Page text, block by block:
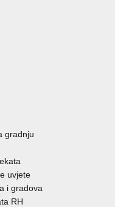
gradnju
uvjete
i gradova
RH